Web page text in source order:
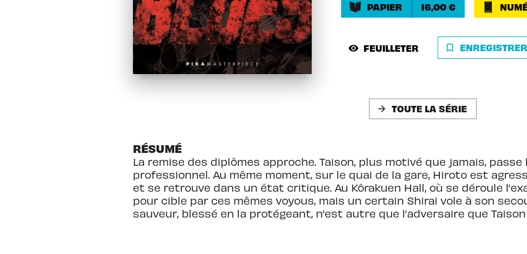
PAPIER
16,00 €
visibility FEUILLETER bookmark_border ENREGISTRER
arrow_forward TOUTE LA SÉRIE
RÉSUMÉ
La remise des diplômes approche. Taison, plus motivé que jamais, passe
professionnel. Au même moment, sur le quai de la gare, Hiroto est
et se retrouve dans un état critique. Au Kôrakuen Hall, où se déroule
pour cible par ces mêmes voyous, mais un certain Shirai vole à son
sauveur, blessé en la protégeant, n’est autre que l’adversaire que